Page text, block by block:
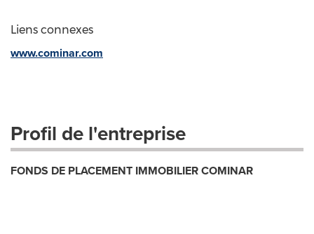
Liens connexes
www.cominar.com
Profil de l'entreprise
FONDS DE PLACEMENT IMMOBILIER COMINAR